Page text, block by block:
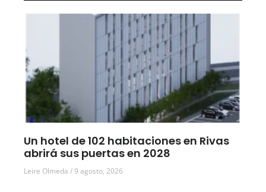
Un hotel de 102 habitaciones en Rivas
abrirá sus puertas en 2028
Leire Olmeda 9 agosto, 2026